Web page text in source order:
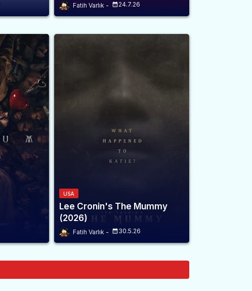
Fatih Varlık 24.7.26
USA
Lee Cronin's The Mummy
(2026)
Fatih Varlık 30.5.26